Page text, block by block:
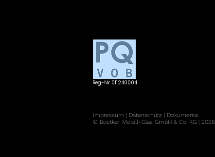
Reg.-Nr. 011.240004
Impressum | Datenschutz | Dokumente
© Boetker Metall+Glas GmbH & Co. KG | 2026